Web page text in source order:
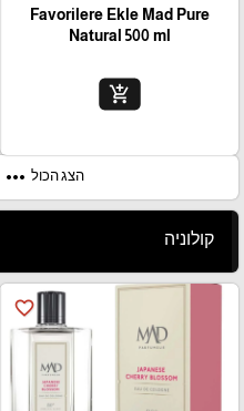
Favorilere Ekle Mad Pure
Natural 500 ml
add_shopping_cart
הצג הכול more_horiz
קולוניה
favorite_border